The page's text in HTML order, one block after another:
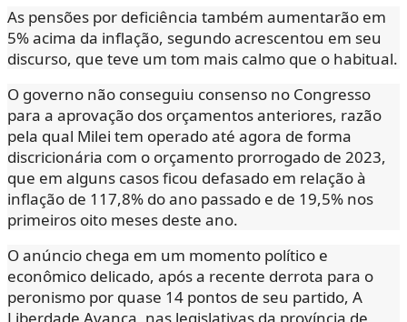
As pensões por deficiência também aumentarão em
5% acima da inflação, segundo acrescentou em seu
discurso, que teve um tom mais calmo que o habitual.
O governo não conseguiu consenso no Congresso
para a aprovação dos orçamentos anteriores, razão
pela qual Milei tem operado até agora de forma
discricionária com o orçamento prorrogado de 2023,
que em alguns casos ficou defasado em relação à
inflação de 117,8% do ano passado e de 19,5% nos
primeiros oito meses deste ano.
O anúncio chega em um momento político e
econômico delicado, após a recente derrota para o
peronismo por quase 14 pontos de seu partido, A